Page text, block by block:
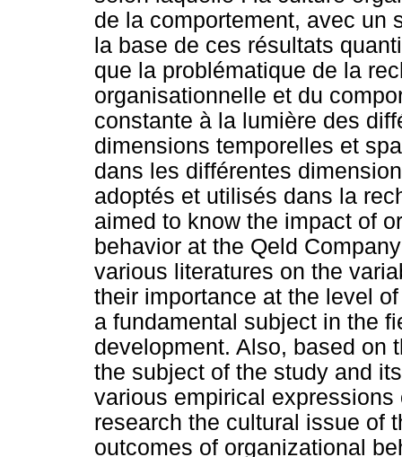
de la comportement, avec un
la base de ces résultats
que la problématique de la
organisationnelle et du
constante à la lumière des
dimensions temporelles et
dans les différentes
adoptés et utilisés dans la
aimed to know the impact of
behavior at the Qeld
various literatures on the
their importance at the level
a fundamental subject in the
development. Also, based on
the subject of the study and
various empirical
research the cultural issue of
outcomes of organizational